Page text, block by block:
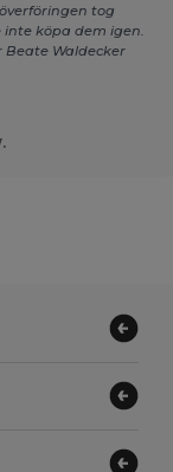
tog
köpa dem igen.
Waldecker